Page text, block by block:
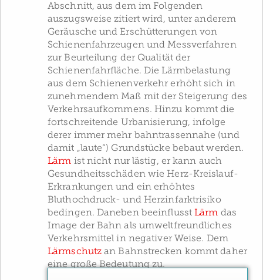
Abschnitt, aus dem im Folgenden
auszugsweise zitiert wird, unter anderem
Geräusche und Erschütterungen von
Schienenfahrzeugen und Messverfahren
zur Beurteilung der Qualität der
Schienenfahrfläche. Die Lärmbelastung
aus dem Schienenverkehr erhöht sich in
zunehmendem Maß mit der Steigerung des
Verkehrsaufkommens. Hinzu kommt die
fortschreitende Urbanisierung, infolge
derer immer mehr bahntrassennahe (und
damit „laute“) Grundstücke bebaut werden.
Lärm ist nicht nur lästig, er kann auch
Gesundheitsschäden wie Herz-Kreislauf-
Erkrankungen und ein erhöhtes
Bluthochdruck- und Herzinfarktrisiko
bedingen. Daneben beeinflusstLärm das
Image der Bahn als umweltfreundliches
Verkehrsmittel in negativer Weise. Dem
Lärmschutz an Bahnstrecken kommt daher
eine große Bedeutung zu.